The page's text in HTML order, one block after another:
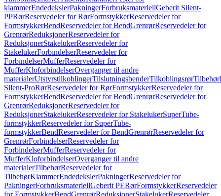
klammerEndedekslerPakningerForbruksmateriellGeberit Silent-
PPRørReservedeler for RørFormstykkerReservedeler for
FormstykkerBendReservedeler for BendGrenrørReservedeler for
GrenrørReduksjonerReservedeler for
ReduksjonerStakelukerReservedeler for
StakelukerForbindelserReservedeler for
ForbindelserMufferReservedeler for
MufferKloforbindelserOverganger til andre
materialerUtstyrstilkoblingerTilslutningsbenderTilkoblingsrørTilbehør
Silent-ProRørReservedeler for RørFormstykkerReservedeler for
FormstykkerBendReservedeler for BendGrenrørReservedeler for
GrenrørReduksjonerReservedeler for
ReduksjonerStakelukerReservedeler for StakelukerSuperTube-
formstykkerReservedeler for SuperTube-
formstykkerBendReservedeler for BendGrenrørReservedeler for
GrenrørForbindelserReservedeler for
ForbindelserMufferReservedeler for
MufferKloforbindelserOverganger til andre
materialerTilbehørReservedeler for
TilbehørKlammerEndedekslerPakningerReservedeler for
PakningerForbruksmateriellGeberit PERørFormstykkerReservedeler
for FormstykkerBendGrenrørReduksjonerStakelukerReservedeler